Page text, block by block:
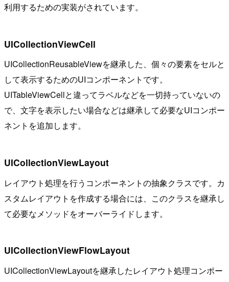
利用するための実装がされています。
UICollectionViewCell
UICollectionReusableViewを継承した、個々の要素をセルと
して表示するためのUIコンポーネントです。
UITableViewCellと違ってラベルなどを一切持っていないの
で、文字を表示したい場合などは継承して必要なUIコンポー
ネントを追加します。
UICollectionViewLayout
レイアウト処理を行うコンポーネントの抽象クラスです。カ
スタムレイアウトを作成する場合には、このクラスを継承し
て必要なメソッドをオーバーライドします。
UICollectionViewFlowLayout
UICollectionViewLayoutを継承したレイアウト処理コンポー